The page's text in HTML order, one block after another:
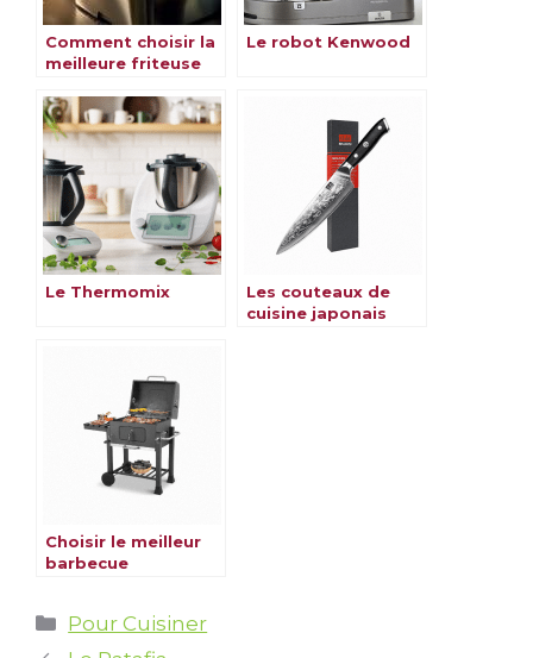
Comment choisir la
meilleure friteuse
Le robot Kenwood
Le Thermomix
Les couteaux de
cuisine japonais
Choisir le meilleur
barbecue
Catégories
Pour Cuisiner